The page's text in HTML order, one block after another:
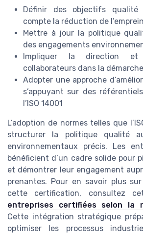
Définir des objectifs
compte la réduction de
Mettre à jour la politique
des engagements
Impliquer la direction et
collaborateurs dans la démarche
Adopter une approche
s’appuyant sur des
l’ISO 14001
L’adoption de normes telles que
structurer la politique qualité
environnementaux précis. Les
bénéficient d’un cadre solide pour
et démontrer leur engagement
prenantes. Pour en savoir plus
cette certification, consultez
entreprises certifiées selon la
Cette intégration stratégique
optimiser les processus